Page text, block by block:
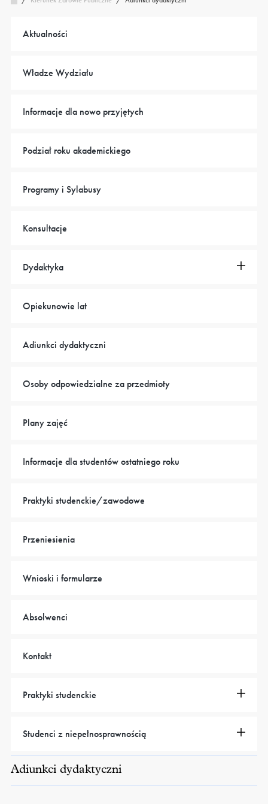
Aktualności
Władze Wydziału
Informacje dla nowo przyjętych
Podział roku akademickiego
Programy i Sylabusy
Konsultacje
Dydaktyka
Opiekunowie lat
Adiunkci dydaktyczni
Osoby odpowiedzialne za przedmioty
Plany zajęć
Informacje dla studentów ostatniego roku
Praktyki studenckie/zawodowe
Przeniesienia
Wnioski i formularze
Absolwenci
Kontakt
Praktyki studenckie
Studenci z niepełnosprawnością
Adiunkci dydaktyczni